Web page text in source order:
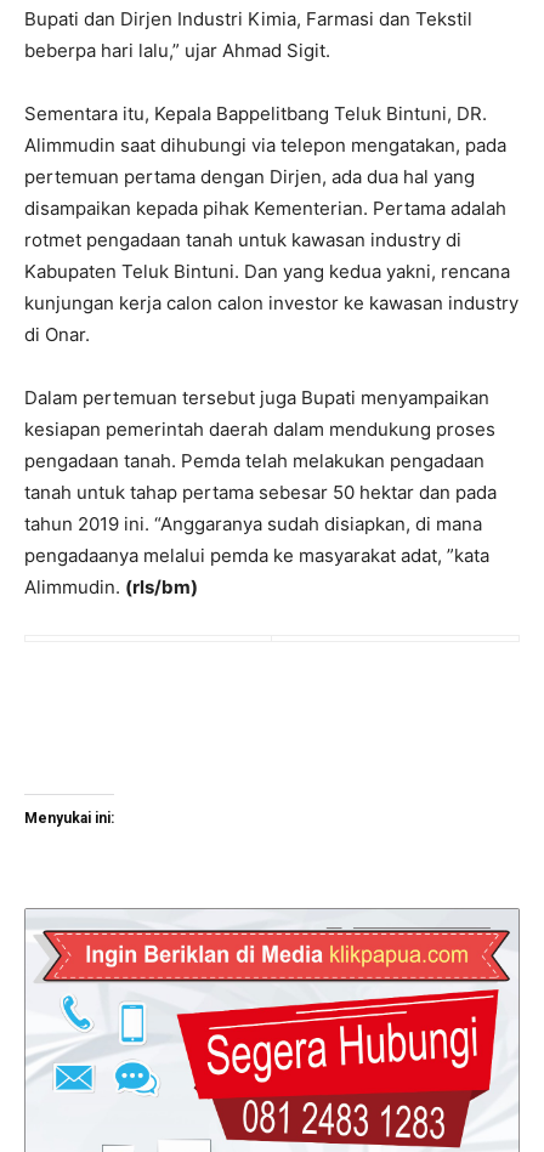
Bupati dan Dirjen Industri Kimia, Farmasi dan Tekstil
beberpa hari lalu,” ujar Ahmad Sigit.
Sementara itu, Kepala Bappelitbang Teluk Bintuni, DR.
Alimmudin saat dihubungi via telepon mengatakan, pada
pertemuan pertama dengan Dirjen, ada dua hal yang
disampaikan kepada pihak Kementerian. Pertama adalah
rotmet pengadaan tanah untuk kawasan industry di
Kabupaten Teluk Bintuni. Dan yang kedua yakni, rencana
kunjungan kerja calon calon investor ke kawasan industry
di Onar.
Dalam pertemuan tersebut juga Bupati menyampaikan
kesiapan pemerintah daerah dalam mendukung proses
pengadaan tanah. Pemda telah melakukan pengadaan
tanah untuk tahap pertama sebesar 50 hektar dan pada
tahun 2019 ini. “Anggaranya sudah disiapkan, di mana
pengadaanya melalui pemda ke masyarakat adat, ”kata
Alimmudin. (rls/bm)
Menyukai ini: